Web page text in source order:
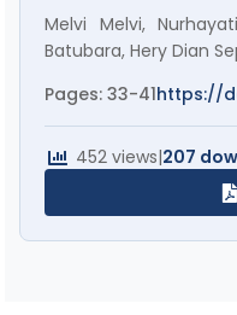
Melvi Melvi,
Batubara, Hery Dian
Pages: 33-41https://
452 views|207